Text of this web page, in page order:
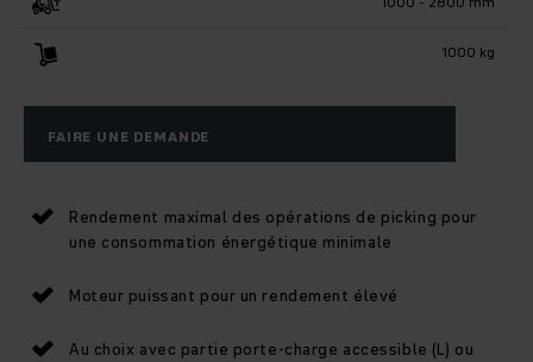
1000 kg
FAIRE UNE DEMANDE
Rendement maximal des opérations de picking pour
une consommation énergétique minimale
Moteur puissant pour un rendement élevé
Au choix avec partie porte-charge accessible (L) ou